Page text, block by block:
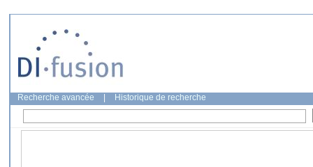
Recherche avancée Historique de recherche